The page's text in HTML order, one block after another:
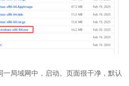
一局域网中，启动。页面很干净，默认